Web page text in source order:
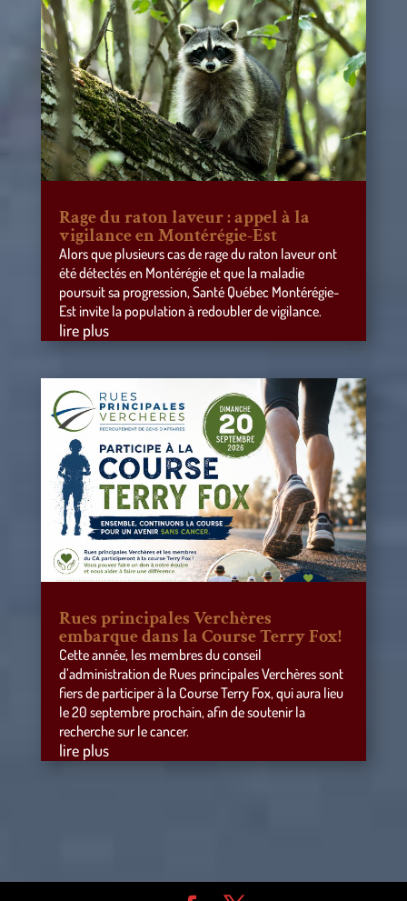
Rage du raton laveur : appel à la
vigilance en Montérégie-Est
Alors que plusieurs cas de rage du raton laveur ont
été détectés en Montérégie et que la maladie
poursuit sa progression, Santé Québec Montérégie-
Est invite la population à redoubler de vigilance.
lire plus
Rues principales Verchères
embarque dans la Course Terry Fox!
Cette année, les membres du conseil
d’administration de Rues principales Verchères sont
fiers de participer à la Course Terry Fox, qui aura lieu
le 20 septembre prochain, afin de soutenir la
recherche sur le cancer.
lire plus